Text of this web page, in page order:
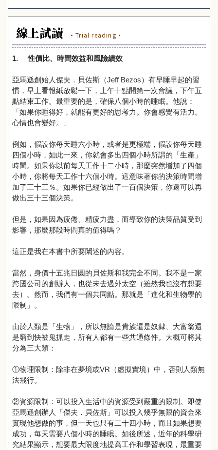
線上試讀 ·Trial reading·
1.性價比、時間效益和風險績效
亞馬遜創始人傑夫．貝佐斯（Jeff Bezos）有早睡早起的習
慣，早上看報紙放鬆一下，上午十點開第一次會議，下午五
點結束工作。最重要的是，確保八個小時的睡眠。他說：
「如果你睡得好，就能有更好的思考力。你會感覺有活力。
心情也會變好。」
例如，假設你每天睡六小時，或者是更極端，假設你每天睡
四個小時，如此一來，你就會多出四個小時所謂的「生產」
時間。如果你以前每天工作十二小時，那麼突然增加了四個
小時，你將每天工作十六個小時。這意味著你的決策時間增
加了三十三％。如果你已經做出了一百個決策，你還可以再
做出三十三個決策。
但是，如果因為疲倦、精疲力盡，而導致你的決策品質受到
影響，那麼那段時間真的值得嗎？
這正是我在本書中所要闡述的內容。
當然，身價十五兆日圓的貝佐斯和我完全不同。我不是一家
跨國公司的創辦人，也從未去過外太空（雖然我也沒有想要
去）。然而，我們有一個共同點。那就是「進化和生物學的
限制」。
由於人類是「生物」，所以無論是貴族還是奴隸、大富翁還
是窮到快被鬼抓走，所有人都有一些共通條件。大概可將其
分為三大類：
①物理限制：除非在夢境或VR（虛擬實境）中，否則人類無
法飛行。
②資源限制：可以投入生活中的資源受到嚴重的限制。即使
亞馬遜創辦人「傑夫．貝佐斯」可以投入幾乎無限的資金來
實現他想做的事，但一天也只有二十四小時，而且如果想要
成功，每天需要八個小時的睡眠。如後所述，近年的科學研
究結果顯示，想要最大限度地提高工作和學習表現，最重要